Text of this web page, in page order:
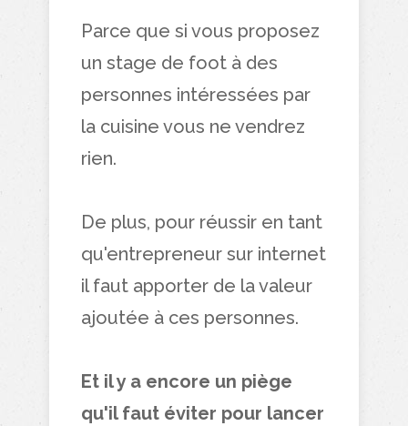
Parce que si vous proposez
un stage de foot à des
personnes intéressées par
la cuisine vous ne vendrez
rien.
De plus, pour réussir en tant
qu'entrepreneur sur internet
il faut apporter de la valeur
ajoutée à ces personnes.
Et il y a encore un piège
qu'il faut éviter pour lancer